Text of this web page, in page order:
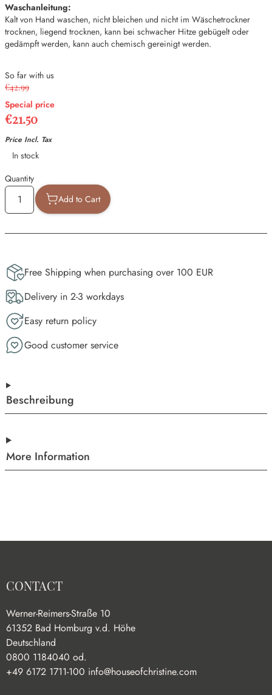
Waschanleitung:
Kalt von Hand waschen, nicht bleichen und nicht im Wäschetrockner
trocknen, liegend trocknen, kann bei schwacher Hitze gebügelt oder
gedämpft werden, kann auch chemisch gereinigt werden.
So far with us
€42.99
Special price
€21.50
Price Incl. Tax
Availability
In stock
Quantity
Add to Cart
Free Shipping when purchasing over 100 EUR
Delivery in 2-3 workdays
Easy return policy
Good customer service
Beschreibung
More Information
CONTACT
Werner-Reimers-Straße 10
61352 Bad Homburg v.d. Höhe
Deutschland
0800 1184040 od.
+49 6172 1711-100 info@houseofchristine.com